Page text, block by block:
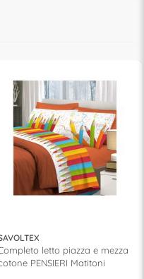
letto piazza e mezza
PENSIERI Matitoni